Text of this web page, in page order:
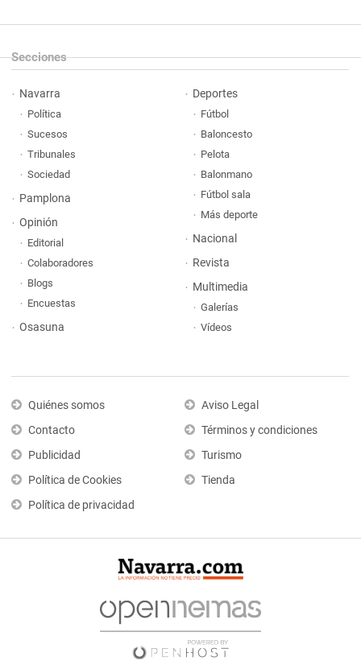
Secciones
Navarra
Política
Sucesos
Tribunales
Sociedad
Pamplona
Opinión
Editorial
Colaboradores
Blogs
Encuestas
Osasuna
Deportes
Fútbol
Baloncesto
Pelota
Balonmano
Fútbol sala
Más deporte
Nacional
Revista
Multimedia
Galerías
Vídeos
Quiénes somos
Contacto
Publicidad
Política de Cookies
Política de privacidad
Aviso Legal
Términos y condiciones
Turismo
Tienda